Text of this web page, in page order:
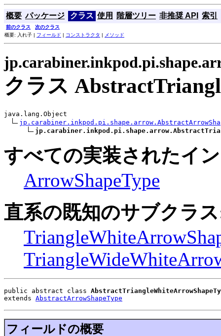
概要 パッケージ クラス 使用 階層ツリー 非推奨 API 索引
前のクラス
次のクラス
概要: 入れ子 | フィールド | コンストラクタ | メソッド
クラス
java.lang.Object
すべての実装されたイ
ArrowShapeType
直系の既知のサブクラ
public abstract class
extends AbstractArrowShapeType
フィールドの概要